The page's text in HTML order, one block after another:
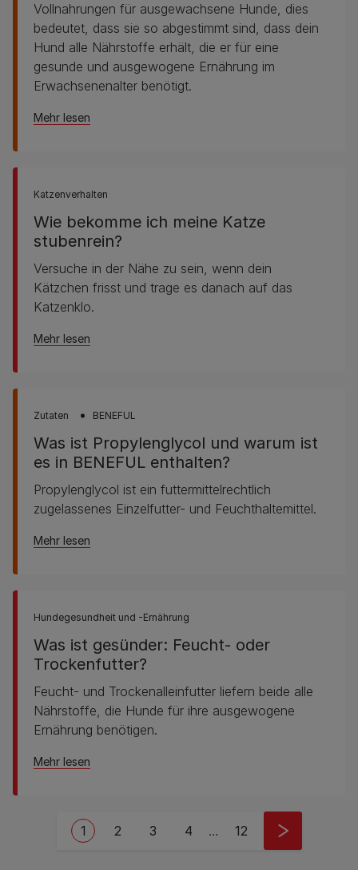
Vollnahrungen für ausgewachsene Hunde, dies
bedeutet, dass sie so abgestimmt sind, dass dein
Hund alle Nährstoffe erhält, die er für eine
gesunde und ausgewogene Ernährung im
Erwachsenenalter benötigt.
Mehr lesen
Katzenverhalten
Wie bekomme ich meine Katze
stubenrein?
Versuche in der Nähe zu sein, wenn dein
Kätzchen frisst und trage es danach auf das
Katzenklo.
Mehr lesen
Zutaten BENEFUL
Was ist Propylenglycol und warum ist
es in BENEFUL enthalten?
Propylenglycol ist ein futtermittelrechtlich
zugelassenes Einzelfutter- und Feuchthaltemittel.
Mehr lesen
Hundegesundheit und -Ernährung
Was ist gesünder: Feucht- oder
Trockenfutter?
Feucht- und Trockenalleinfutter liefern beide alle
Nährstoffe, die Hunde für ihre ausgewogene
Ernährung benötigen.
Mehr lesen
Pagination
Current page
1 Seite
2 Seite
3 Seite
4 … Last page
12